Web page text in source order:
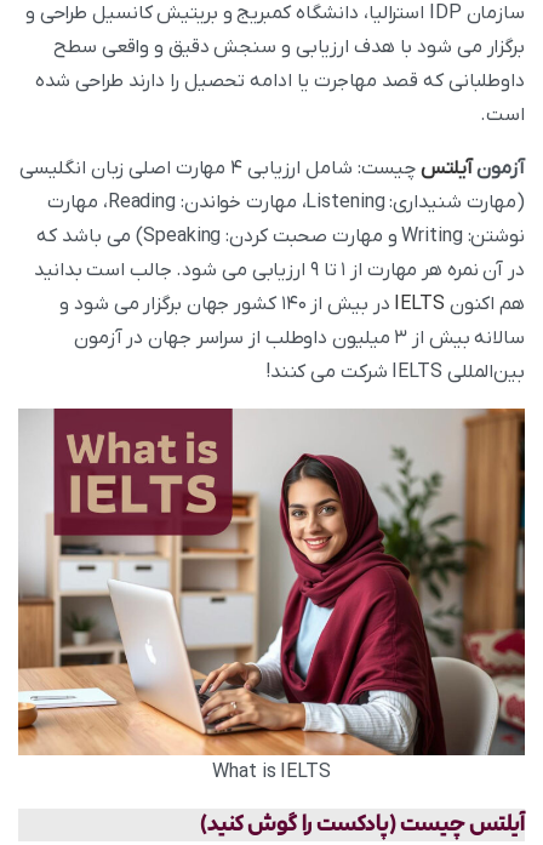
سازمان IDP استرالیا، دانشگاه کمبریج و بریتیش کانسیل طراحی و
برگزار می‌ شود با هدف ارزیابی و سنجش دقیق و واقعی سطح
داوطلبانی که قصد مهاجرت یا ادامه تحصیل را دارند طراحی شده
است.
آزمونآیلتس
چیست: شامل ارزیابی ۴ مهارت اصلی زبان انگلیسی
(مهارت شنیداری: Listening، مهارت خواندن: Reading، مهارت
نوشتن: Writing و مهارت صحبت کردن: Speaking) می‌ باشد که
در آن نمره هر مهارت از ۱ تا ۹ ارزیابی می شود. جالب است بدانید
هم اکنون IELTS
در بیش از ۱۴۰ کشور جهان برگزار می‌ شود و
سالانه بیش از ۳ میلیون داوطلب از سراسر جهان در آزمون
بین‌المللی IELTS شرکت می‌ کنند!
What is IELTS
آیلتسچیست (پادکست را گوش کنید)